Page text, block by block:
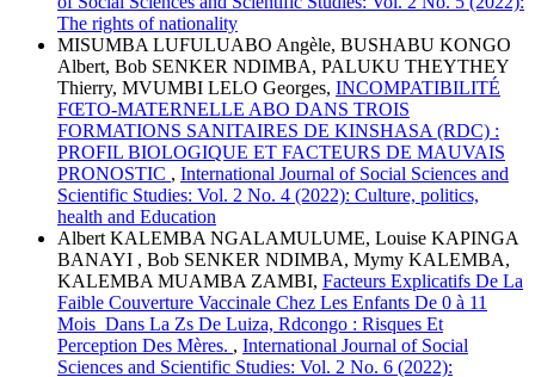
The rights of nationality
MISUMBA LUFULUABO Angèle, BUSHABU KONGO
Albert, Bob SENKER NDIMBA, PALUKU THEYTHEY
Thierry, MVUMBI LELO Georges, INCOMPATIBILITÉ
FŒTO-MATERNELLE ABO DANS TROIS
FORMATIONS SANITAIRES DE KINSHASA (RDC) :
PROFIL BIOLOGIQUE ET FACTEURS DE MAUVAIS
PRONOSTIC , International Journal of Social Sciences and
Scientific Studies: Vol. 2 No. 4 (2022): Culture, politics,
health and Education
Albert KALEMBA NGALAMULUME, Louise KAPINGA
BANAYI , Bob SENKER NDIMBA, Mymy KALEMBA,
KALEMBA MUAMBA ZAMBI, Facteurs Explicatifs De La
Faible Couverture Vaccinale Chez Les Enfants De 0 à 11
Mois Dans La Zs De Luiza, Rdcongo : Risques Et
Perception Des Mères. , International Journal of Social
Sciences and Scientific Studies: Vol. 2 No. 6 (2022):